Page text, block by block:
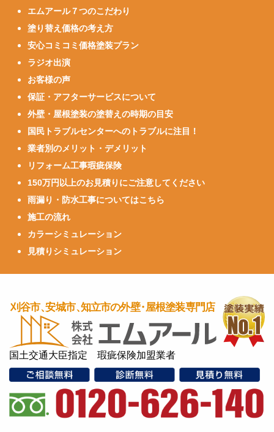
エムアール７つのこだわり
塗り替え価格の考え方
安心コミコミ価格塗装プラン
ラジオ出演
お客様の声
保証・アフターサービスについて
外壁・屋根塗装の塗替えの時期の目安
国民トラブルセンターへのトラブルに注目！
業者別のメリット・デメリット
リフォーム工事瑕疵保険
150万円以上のお見積りにご注意してください
雨漏り・防水工事についてはこちら
施工の流れ
カラーシミュレーション
見積りシミュレーション
国土交通大臣指定 瑕疵保険加盟業者